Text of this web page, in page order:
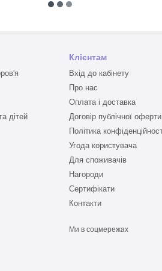
дітей
Клієнтам
Вхід до кабінету
Про нас
Оплата і доставка
Договір публічної оферти
Політика
Угода користувача
Для споживачів
Нагороди
Сертифікати
Контакти
Ми в соцмережах